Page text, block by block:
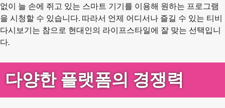
없이 늘 손에 쥐고 있는 스마트 기기를 이용해 원하는 프로그램
을 시청할 수 있습니다. 따라서 언제 어디서나 즐길 수 있는 티비
다시보기는 참으로 현대인의 라이프스타일에 잘 맞는 선택입니
다.
다양한 플랫폼의 경쟁력